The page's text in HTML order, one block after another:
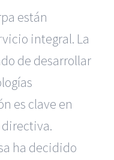
están
integral. La
de desarrollar
es clave en
directiva.
ha decidido